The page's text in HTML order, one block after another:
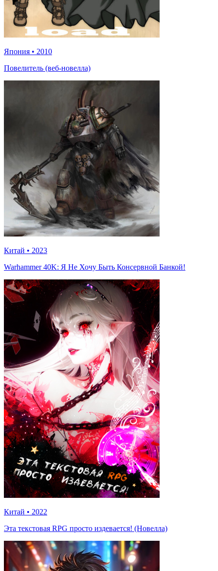
Япония • 2010
Повелитель (веб-новелла)
Китай • 2023
Warhammer 40K: Я Не Хочу Быть Консервной Банкой!
Китай • 2022
Эта текстовая RPG просто издевается! (Новелла)